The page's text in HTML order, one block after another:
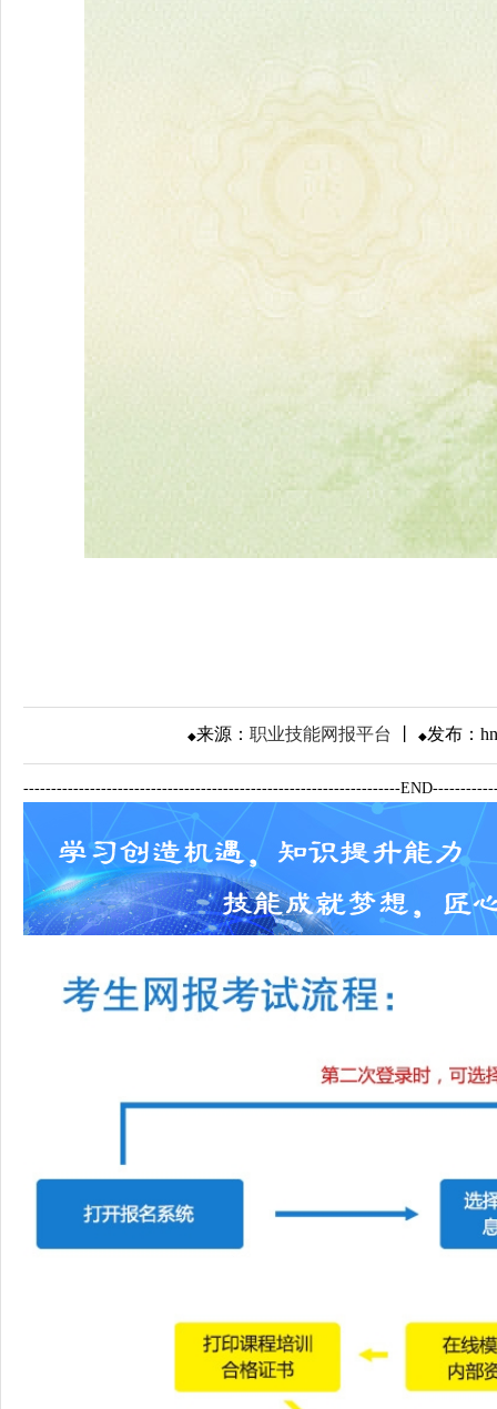
◆来源： 职业技能网报平台 ◆发布：
--------------------------------------------------------------------